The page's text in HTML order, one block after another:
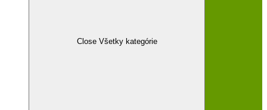
Close Všetky kategórie